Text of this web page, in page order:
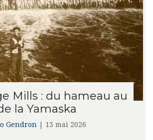
Mills : du hameau au
la Yamaska
Gendron | 13 mai 2026